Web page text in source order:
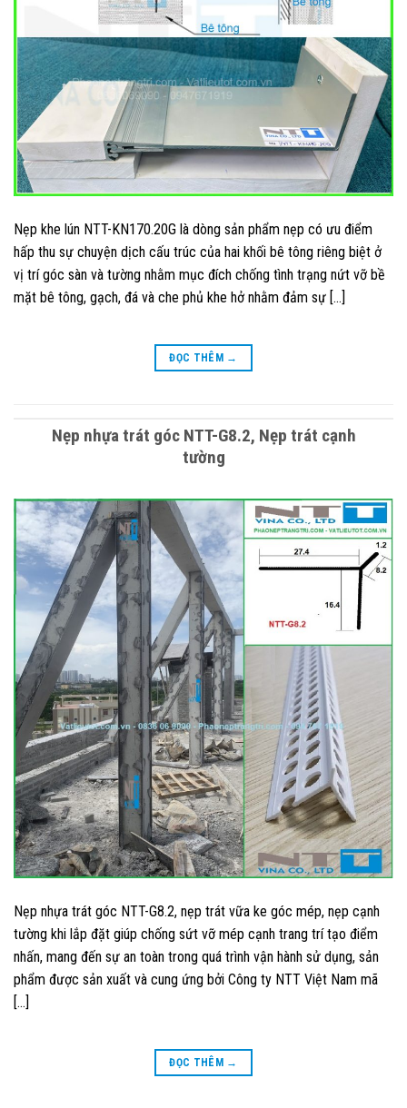
Nẹp khe lún NTT-KN170.20G là dòng sản phẩm nẹp có ưu điểm
hấp thu sự chuyện dịch cấu trúc của hai khối bê tông riêng biệt ở
vị trí góc sàn và tường nhằm mục đích chống tình trạng nứt vỡ bề
mặt bê tông, gạch, đá và che phủ khe hở nhằm đảm sự […]
ĐỌC THÊM →
Nẹp nhựa trát góc NTT-G8.2, Nẹp trát cạnh
tường
Nẹp nhựa trát góc NTT-G8.2, nẹp trát vữa ke góc mép, nẹp cạnh
tường khi lắp đặt giúp chống sứt vỡ mép cạnh trang trí tạo điểm
nhấn, mang đến sự an toàn trong quá trình vận hành sử dụng, sản
phẩm được sản xuất và cung ứng bởi Công ty NTT Việt Nam mã
[…]
ĐỌC THÊM →